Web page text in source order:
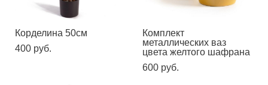
Корделина 50см
400 pуб.
Комплект
металлических ваз
цвета желтого шафрана
600 pуб.